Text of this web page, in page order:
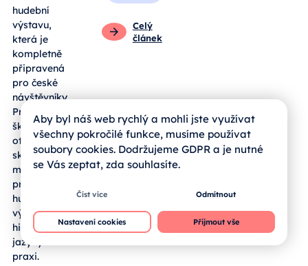
hudební
výstavu,
která je
kompletně
připravená
pro české
návštěvníky.
Pro jihočeské
školy se zde
otevírá
skvělá
možnost, jak
propojit
hudební
výchovu,
historii a cizí
jazyky v
praxi.
Celý
článek
Aby byl náš web rychlý a mohli jste využívat
všechny pokročilé funkce, musíme používat
soubory cookies. Dodržujeme GDPR a je nutné
se Vás zeptat, zda souhlasíte.
Číst více Odmítnout
Nastavení cookies Přijmout vše